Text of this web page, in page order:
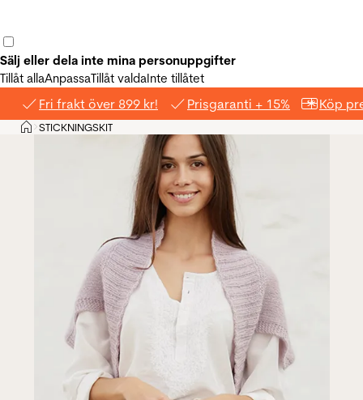
Sälj eller dela inte mina personuppgifter
Tillåt allaAnpassaTillåt valdaInte tillåtet
Fri frakt över 899 kr! Prisgaranti + 15% Köp
Hem
>STICKNINGSKIT